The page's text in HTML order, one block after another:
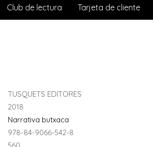
Club de lectura Tarjeta de cliente
TUSQUETS EDITORES
2018
Narrativa butxaca
978-84-9066-542-8